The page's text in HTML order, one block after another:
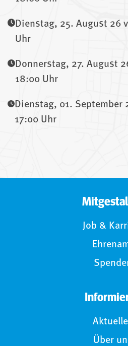
Dienstag, 25. August 26
Uhr
Donnerstag, 27. August
18:00 Uhr
Dienstag, 01. September
17:00 Uhr
Job &
Über